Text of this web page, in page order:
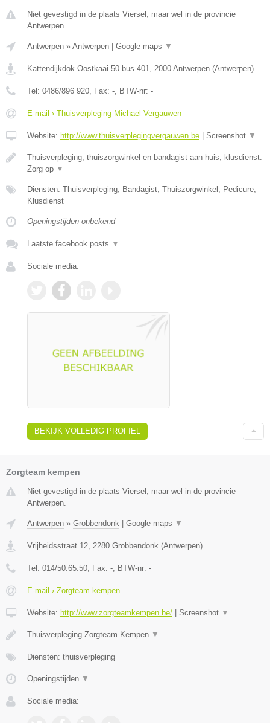
Niet gevestigd in de plaats Viersel, maar wel in de provincie
Antwerpen.
Antwerpen » Antwerpen Google maps ▼
Kattendijkdok Oostkaai 50 bus 401, 2000 Antwerpen (Antwerpen)
Tel: 0486/896 920, Fax: -, BTW-nr: -
E-mail › Thuisverpleging Michael Vergauwen
Website: http://www.thuisverplegingvergauwen.be Screenshot ▼
Thuisverpleging, thuiszorgwinkel en bandagist aan huis, klusdienst.
Zorg op ▼
Diensten: Thuisverpleging, Bandagist, Thuiszorgwinkel, Pedicure,
Klusdienst
Openingstijden onbekend
Laatste facebook posts ▼
Sociale media:
BEKIJK VOLLEDIG PROFIEL
Zorgteam kempen
Niet gevestigd in de plaats Viersel, maar wel in de provincie
Antwerpen.
Antwerpen » Grobbendonk Google maps ▼
Vrijheidsstraat 12, 2280 Grobbendonk (Antwerpen)
Tel: 014/50.65.50, Fax: -, BTW-nr: -
E-mail › Zorgteam kempen
Website: http://www.zorgteamkempen.be/ Screenshot ▼
Thuisverpleging Zorgteam Kempen ▼
Diensten: thuisverpleging
Openingstijden ▼
Sociale media: